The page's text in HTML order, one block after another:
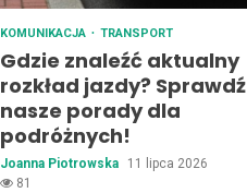
KOMUNIKACJA TRANSPORT
Gdzie znaleźć aktualny
rozkład jazdy? Sprawdź
nasze porady dla
podróżnych!
Joanna Piotrowska
11 lipca 2026
81